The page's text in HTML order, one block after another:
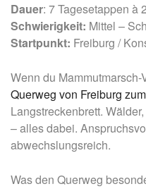
Dauer: 7 Tagesetappen à
Schwierigkeit: Mittel –
Startpunkt: Freiburg /
Wenn du
Querweg von Freiburg
Langstreckenbrett.
– alles dabei.
abwechslungsreich.
Was den Querweg